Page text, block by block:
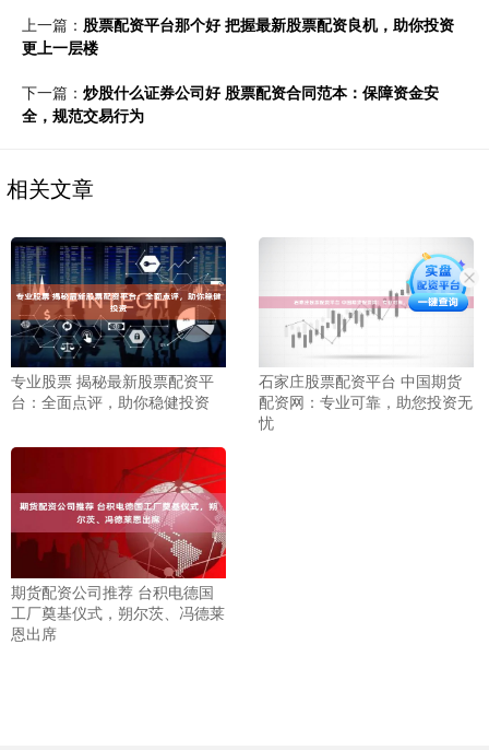
上一篇： 股票配资平台那个好 把握最新股票配资良机，助你投资
更上一层楼
下一篇： 炒股什么证券公司好 股票配资合同范本：保障资金安
全，规范交易行为
相关文章
专业股票 揭秘最新股票配资平
台：全面点评，助你稳健投资
石家庄股票配资平台 中国期货
配资网：专业可靠，助您投资无
忧
期货配资公司推荐 台积电德国
工厂奠基仪式，朔尔茨、冯德莱
恩出席